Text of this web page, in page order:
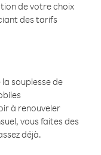
de votre choix
des tarifs
souplesse de
à renouveler
vous faites des
déjà.